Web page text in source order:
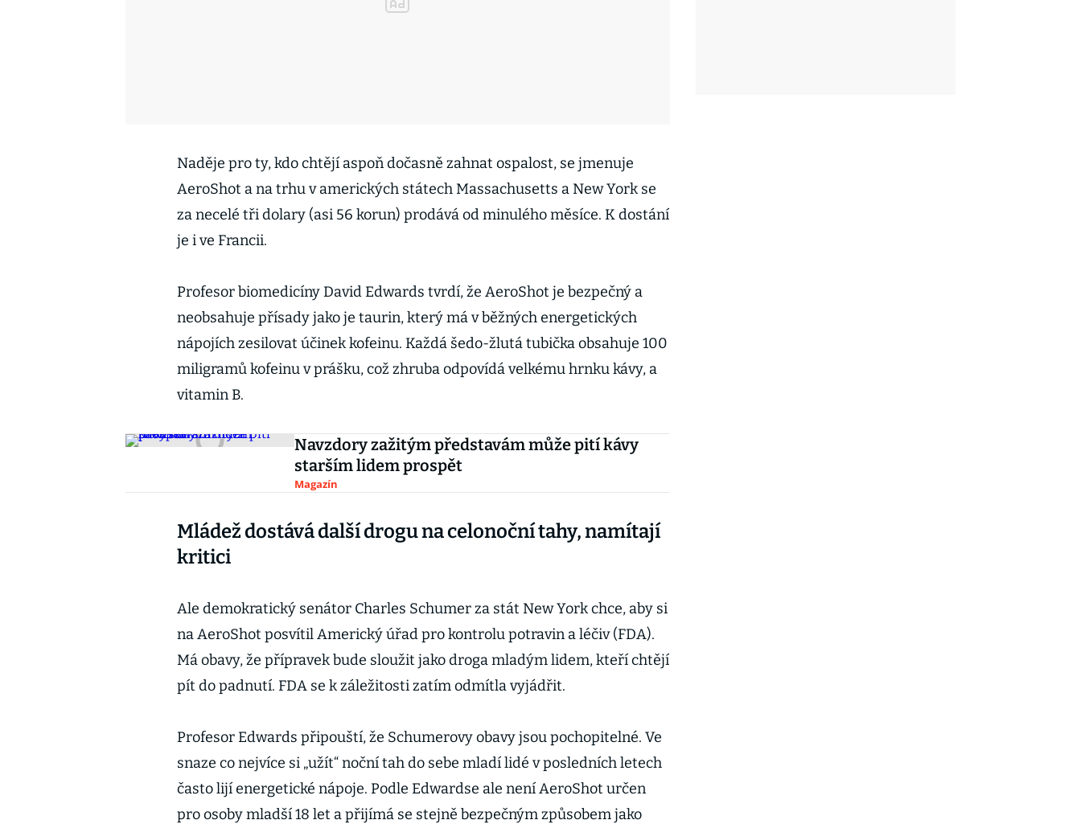
Naděje pro ty, kdo chtějí aspoň dočasně zahnat ospalost, se jmenuje
AeroShot a na trhu v amerických státech Massachusetts a New York se
za necelé tři dolary (asi 56 korun) prodává od minulého měsíce. K dostání
je i ve Francii.
Profesor biomedicíny David Edwards tvrdí, že AeroShot je bezpečný a
neobsahuje přísady jako je taurin, který má v běžných energetických
nápojích zesilovat účinek kofeinu. Každá šedo-žlutá tubička obsahuje 100
miligramů kofeinu v prášku, což zhruba odpovídá velkému hrnku kávy, a
vitamin B.
Navzdory zažitým představám může pití kávy
starším lidem prospět
Magazín
Mládež dostává další drogu na celonoční tahy, namítají
kritici
Ale demokratický senátor Charles Schumer za stát New York chce, aby si
na AeroShot posvítil Americký úřad pro kontrolu potravin a léčiv (FDA).
Má obavy, že přípravek bude sloužit jako droga mladým lidem, kteří chtějí
pít do padnutí. FDA se k záležitosti zatím odmítla vyjádřit.
Profesor Edwards připouští, že Schumerovy obavy jsou pochopitelné. Ve
snaze co nejvíce si „užít“ noční tah do sebe mladí lidé v posledních letech
často lijí energetické nápoje. Podle Edwardse ale není AeroShot určen
pro osoby mladší 18 let a přijímá se stejně bezpečným způsobem jako